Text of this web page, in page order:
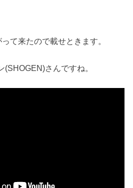
て来たので載せときます。
さんですね。